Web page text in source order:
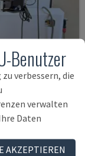
Benutzer
verbessern, die
verwalten
Daten
AKZEPTIEREN